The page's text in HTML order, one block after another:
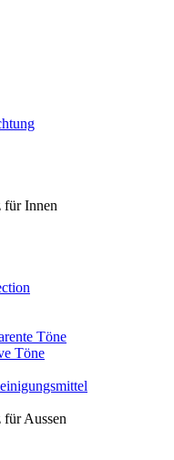
für Innen
Töne
Töne
Aussen